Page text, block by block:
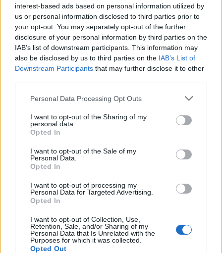
interest-based ads based on personal information utilized by
us or personal information disclosed to third parties prior to
your opt-out. You may separately opt-out of the further
disclosure of your personal information by third parties on the
IAB’s list of downstream participants. This information may
also be disclosed by us to third parties on the IAB’s List of
Downstream Participants that may further disclose it to other
Personal Data Processing Opt Outs
I want to opt-out of the Sharing of my
personal data.
Opted In
I want to opt-out of the Sale of my
Personal Data.
Opted In
I want to opt-out of processing my
Personal Data for Targeted Advertising.
Opted In
I want to opt-out of Collection, Use,
Retention, Sale, and/or Sharing of my
Personal Data that Is Unrelated with the
Purposes for which it was collected.
Opted Out
Notícias
Notícias
Atletismo: Luís Miguel Saraiva com boa
prestação nos Campeonatos Europeus
Munique...